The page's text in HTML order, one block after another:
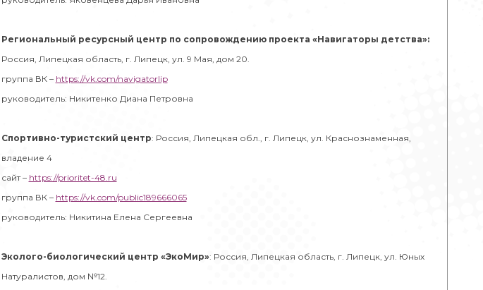
Региональный ресурсный центр по сопровождению проекта «Навигаторы детства»:
Россия, Липецкая область, г. Липецк, ул. 9 Мая, дом 20.
группа ВК – https://vk.com/navigatorlip
руководитель: Никитенко Диана Петровна
Спортивно-туристский центр: Россия, Липецкая обл., г. Липецк, ул. Краснознаменная,
владение 4
сайт – https://prioritet-48.ru
группа ВК – https://vk.com/public189666065
руководитель: Никитина Елена Сергеевна
Эколого-биологический центр «ЭкоМир»: Россия, Липецкая область, г. Липецк, ул. Юных
Натуралистов, дом №12.